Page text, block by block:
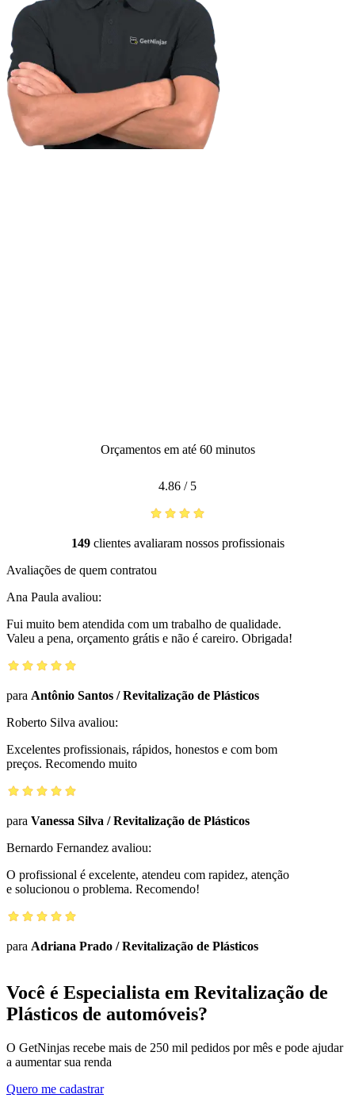
Orçamentos em até 60 minutos
4.86 / 5
149clientes avaliaram nossos profissionais
Avaliações de quem contratou
Ana Paula avaliou:
Fui muito bem atendida com um trabalho de qualidade.
Valeu a pena, orçamento grátis e não é careiro. Obrigada!
para Antônio Santos /Revitalização de Plásticos
Roberto Silva avaliou:
Excelentes profissionais, rápidos, honestos e com bom
preços. Recomendo muito
para Vanessa Silva /Revitalização de Plásticos
Bernardo Fernandez avaliou:
O profissional é excelente, atendeu com rapidez, atenção
e solucionou o problema. Recomendo!
para Adriana Prado /Revitalização de Plásticos
Você é Especialista em Revitalização de
Plásticos de automóveis?
O GetNinjas recebe mais de 250 mil pedidos por mês e pode ajudar
a aumentar sua renda
Quero me cadastrar